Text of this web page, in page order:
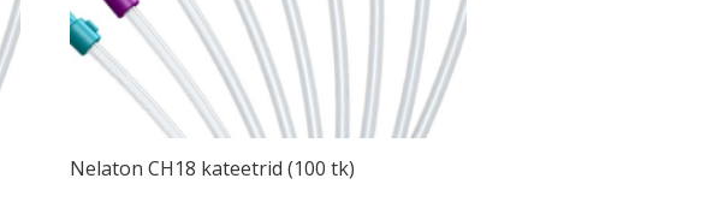
Nelaton CH18 kateetrid (100 tk)